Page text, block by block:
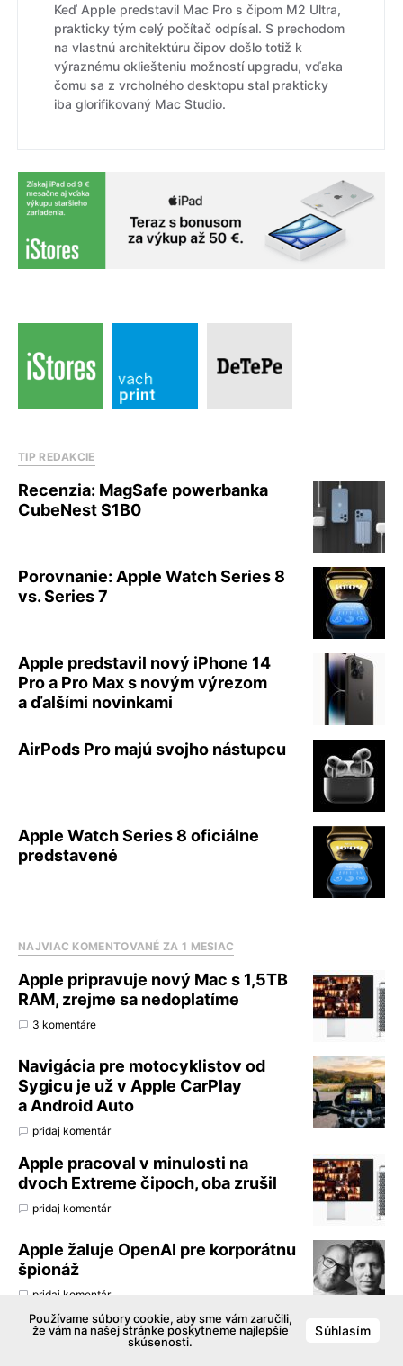
Keď Apple predstavil Mac Pro s čipom M2 Ultra,
prakticky tým celý počítač odpísal. S prechodom
na vlastnú architektúru čipov došlo totiž k
výraznému okliešteniu možností upgradu, vďaka
čomu sa z vrcholného desktopu stal prakticky
iba glorifikovaný Mac Studio.
TIP REDAKCIE
Recenzia: MagSafe powerbanka
CubeNest S1B0
Porovnanie: Apple Watch Series 8
vs. Series 7
Apple predstavil nový iPhone 14
Pro a Pro Max s novým výrezom
a ďalšími novinkami
AirPods Pro majú svojho nástupcu
Apple Watch Series 8 oficiálne
predstavené
NAJVIAC KOMENTOVANÉ ZA 1 MESIAC
Apple pripravuje nový Mac s 1,5TB
RAM, zrejme sa nedoplatíme
3 komentáre
Navigácia pre motocyklistov od
Sygicu je už v Apple CarPlay
a Android Auto
pridaj komentár
Apple pracoval v minulosti na
dvoch Extreme čipoch, oba zrušil
pridaj komentár
Apple žaluje OpenAI pre korporátnu
špionáž
pridaj komentár
Slovenský videoherný priemysel sa
Používame súbory cookie, aby sme vám zaručili,
že vám na našej stránke poskytneme najlepšie
skúsenosti.
Súhlasím